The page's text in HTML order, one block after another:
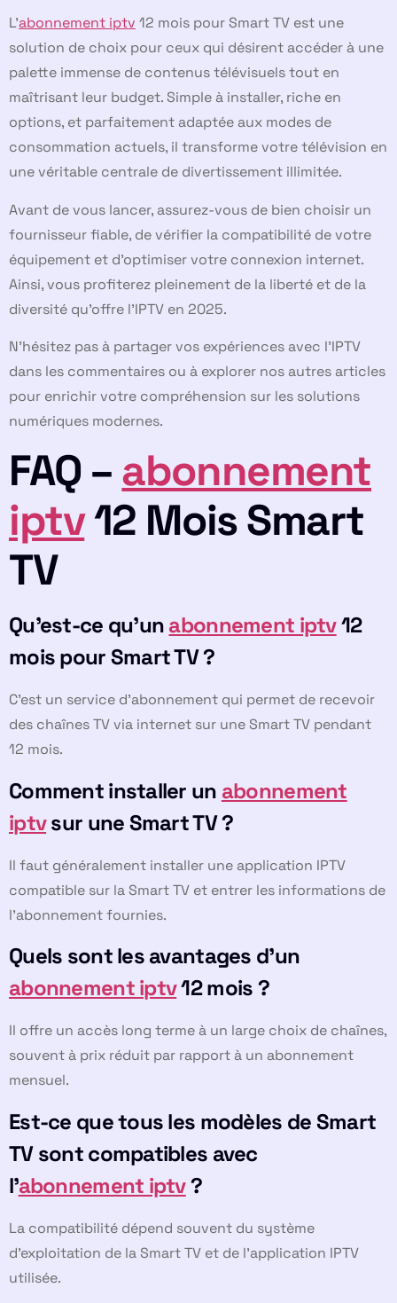
L’abonnement iptv 12 mois pour Smart TV est une
solution de choix pour ceux qui désirent accéder à une
palette immense de contenus télévisuels tout en
maîtrisant leur budget. Simple à installer, riche en
options, et parfaitement adaptée aux modes de
consommation actuels, il transforme votre télévision en
une véritable centrale de divertissement illimitée.
Avant de vous lancer, assurez-vous de bien choisir un
fournisseur fiable, de vérifier la compatibilité de votre
équipement et d’optimiser votre connexion internet.
Ainsi, vous profiterez pleinement de la liberté et de la
diversité qu’offre l’IPTV en 2025.
N’hésitez pas à partager vos expériences avec l’IPTV
dans les commentaires ou à explorer nos autres articles
pour enrichir votre compréhension sur les solutions
numériques modernes.
FAQ –abonnement
iptv12 Mois Smart
TV
Qu’est-ce qu’unabonnement iptv12
mois pour Smart TV ?
C’est un service d’abonnement qui permet de recevoir
des chaînes TV via internet sur une Smart TV pendant
12 mois.
Comment installer un abonnement
iptvsur une Smart TV ?
Il faut généralement installer une application IPTV
compatible sur la Smart TV et entrer les informations de
l’abonnement fournies.
Quels sont les avantages d’un
abonnement iptv12 mois ?
Il offre un accès long terme à un large choix de chaînes,
souvent à prix réduit par rapport à un abonnement
mensuel.
Est-ce que tous les modèles de Smart
TV sont compatibles avec
l’abonnement iptv?
La compatibilité dépend souvent du système
d’exploitation de la Smart TV et de l’application IPTV
utilisée.